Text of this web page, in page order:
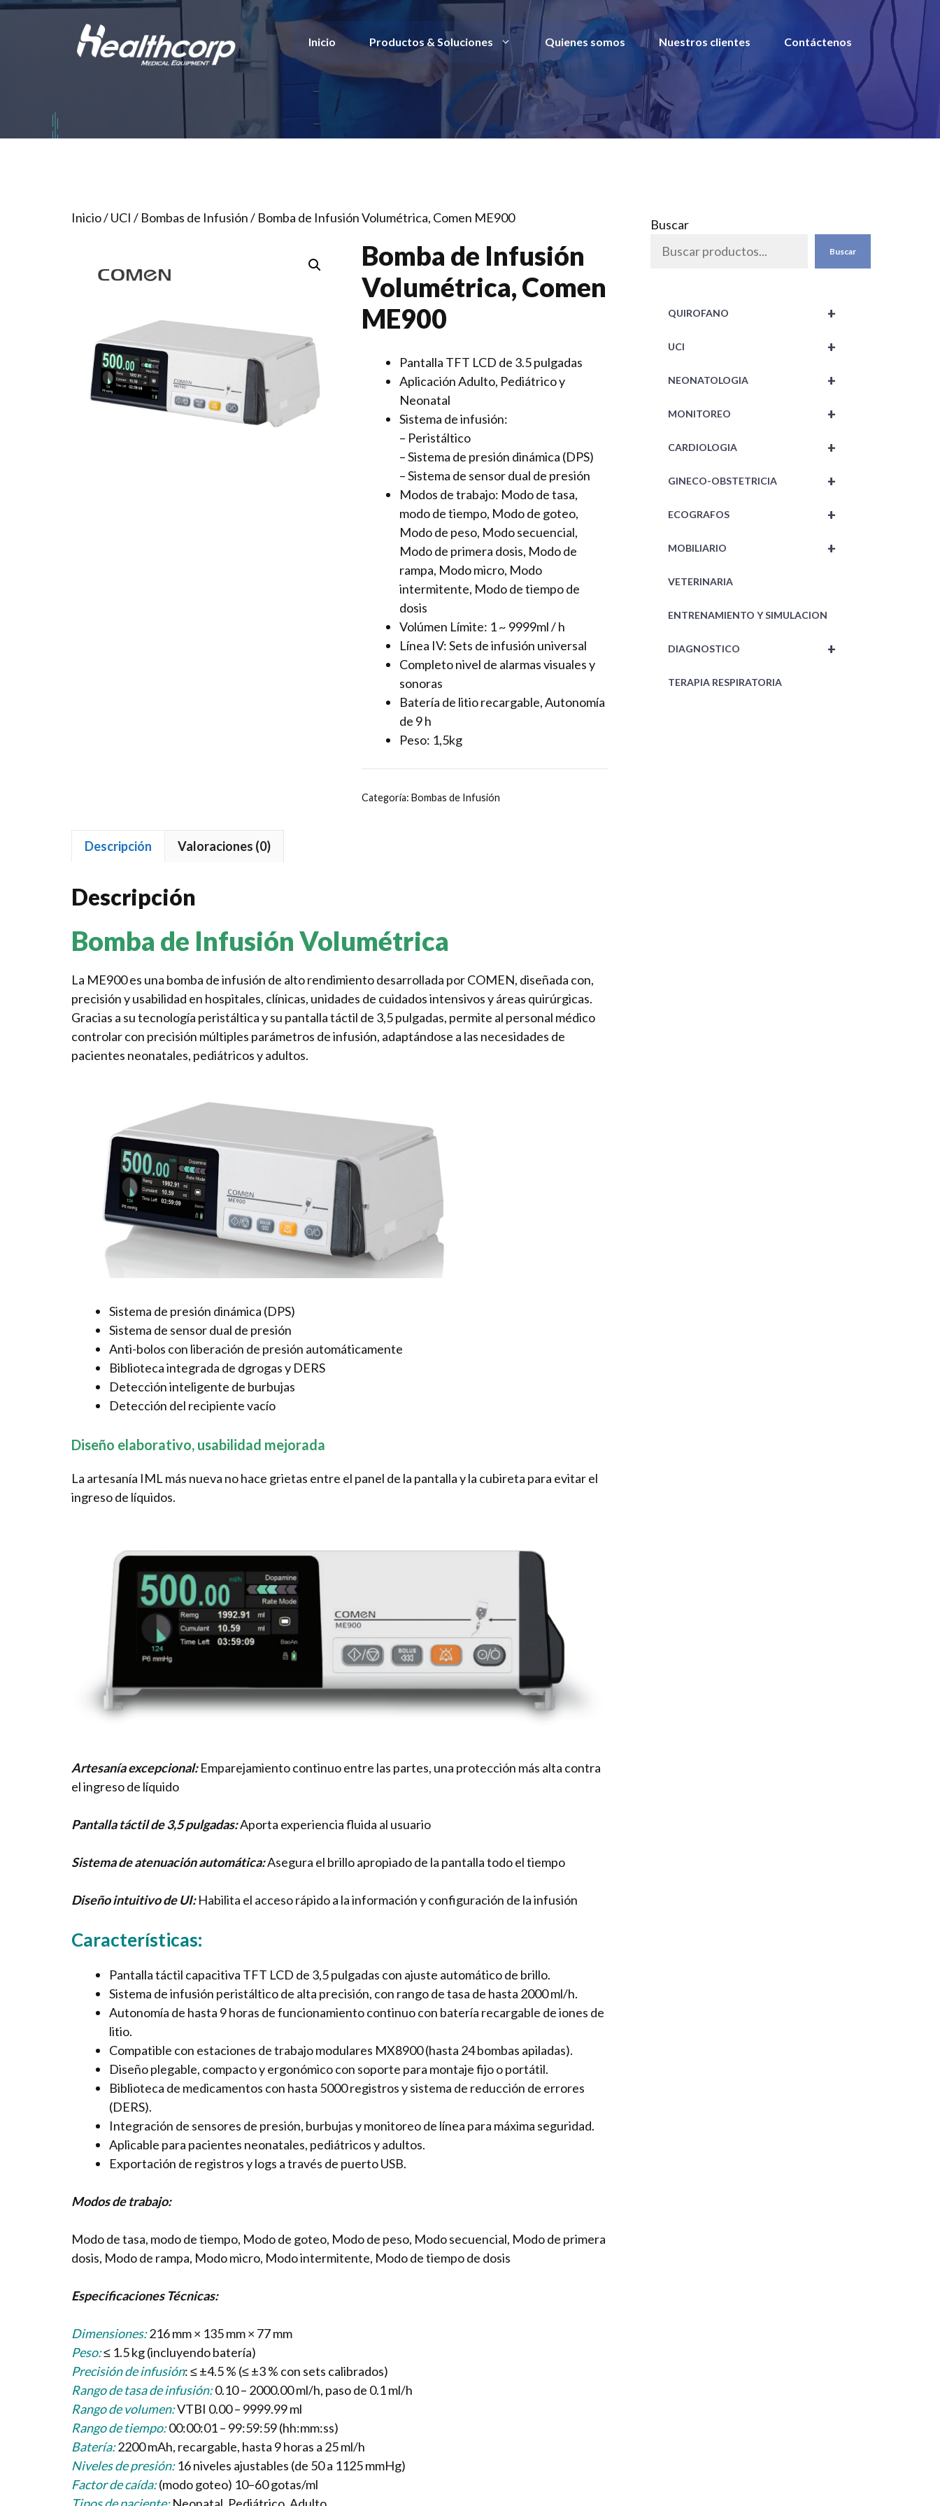
Saltar
Inicio Productos & Soluciones Quienes somos Nuestros clientes Contáctenos
Inicio/UCI / Bombas de Infusión/ Bomba de Infusión Volumétrica, Comen ME900
Bomba de Infusión
Volumétrica, Comen
ME900
Pantalla TFT LCD de 3.5pulgadas
AplicaciónAdulto, Pediátrico y
Neonatal
Sistema de infusión:
– Peristáltico
– Sistema de presión dinámica (DPS)
– Sistema de sensor dual de presión
Modos de trabajo: Modo de tasa,
modo de tiempo, Modo de goteo,
Modo de peso, Modo secuencial,
Modo de primera dosis, Modo de
rampa, Modo micro, Modo
intermitente, Modo de tiempo de
dosis
Volúmen Límite: 1 ~ 9999ml / h
Línea IV: Sets de infusión universal
Completo nivel de alarmas visuales y
sonoras
Batería de litio recargable, Autonomía
de 9 h
Peso: 1,5kg
Categoría: Bombas de Infusión
Descripción Valoraciones (0)
Descripción
Bomba de Infusión Volumétrica
La ME900 es una bomba de infusión de alto rendimiento desarrollada por COMEN, diseñada con,
precisión y usabilidad en hospitales, clínicas, unidades de cuidados intensivos y áreas quirúrgicas.
Gracias a su tecnología peristáltica y su pantalla táctil de 3,5 pulgadas, permite al personal médico
controlar con precisión múltiples parámetros de infusión, adaptándose a las necesidades de
pacientes neonatales, pediátricos y adultos.
Sistema de presión dinámica (DPS)
Sistema de sensor dual de presión
Anti-bolos con liberación de presión automáticamente
Biblioteca integrada de dgrogas y DERS
Detección inteligente de burbujas
Detección del recipiente vacío
Diseño elaborativo, usabilidad mejorada
La artesanía IML más nueva no hace grietas entre el panel de la pantalla y la cubireta para evitar el
ingreso de líquidos.
Artesanía excepcional:Emparejamiento continuo entre las partes, una protección más alta contra
el ingreso de líquido
Pantalla táctil de 3,5 pulgadas:Aporta experiencia fluida al usuario
Sistema de atenuación automática:Asegura el brillo apropiado de la pantalla todo el tiempo
Diseño intuitivo de UI:Habilita el acceso rápido a la información y configuración de la infusión
Características:
Pantalla táctil capacitiva TFT LCD de 3,5 pulgadas con ajuste automático de brillo.
Sistema de infusión peristáltico de alta precisión, con rango de tasa de hasta 2000 ml/h.
Autonomía de hasta 9 horas de funcionamiento continuo con batería recargable de iones de
litio.
Compatible con estaciones de trabajo modulares MX8900 (hasta 24 bombas apiladas).
Diseño plegable, compacto y ergonómico con soporte para montaje fijo o portátil.
Biblioteca de medicamentos con hasta 5000 registros y sistema de reducción de errores
(DERS).
Integración de sensores de presión, burbujas y monitoreo de línea para máxima seguridad.
Aplicable para pacientes neonatales, pediátricos y adultos.
Exportación de registros y logs a través de puerto USB.
Modos de trabajo:
Modo de tasa, modo de tiempo, Modo de goteo, Modo de peso, Modo secuencial, Modo de primera
dosis, Modo de rampa, Modo micro, Modo intermitente, Modo de tiempo de dosis
Especificaciones Técnicas:
Dimensiones:216 mm × 135 mm × 77 mm
Peso:≤ 1.5 kg (incluyendo batería)
Precisión de infusión: ≤ ±4.5 % (≤ ±3 % con sets calibrados)
Rango de tasa de infusión:0.10 – 2000.00 ml/h, paso de 0.1 ml/h
Rango de volumen:VTBI 0.00 – 9999.99 ml
Rango de tiempo:00:00:01 – 99:59:59 (hh:mm:ss)
Batería:2200 mAh, recargable, hasta 9 horas a 25 ml/h
Niveles de presión:16 niveles ajustables (de 50 a 1125 mmHg)
Factor de caída:(modo goteo) 10–60 gotas/ml
Buscar
Buscar
+
QUIROFANO
+
UCI
+
NEONATOLOGIA
+
MONITOREO
+
CARDIOLOGIA
+
GINECO-OBSTETRICIA
+
ECOGRAFOS
+
MOBILIARIO
VETERINARIA
ENTRENAMIENTO Y SIMULACION
+
DIAGNOSTICO
TERAPIA RESPIRATORIA